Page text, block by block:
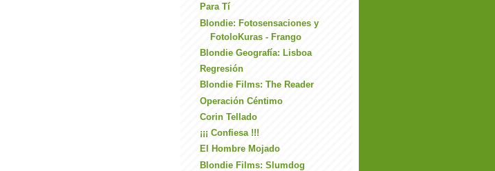
Para Tí
Blondie: Fotosensaciones y
FotoloKuras - Frango
Blondie Geografía: Lisboa
Regresión
Blondie Films: The Reader
Operación Céntimo
Corin Tellado
¡¡¡ Confiesa !!!
El Hombre Mojado
Blondie Films: Slumdog